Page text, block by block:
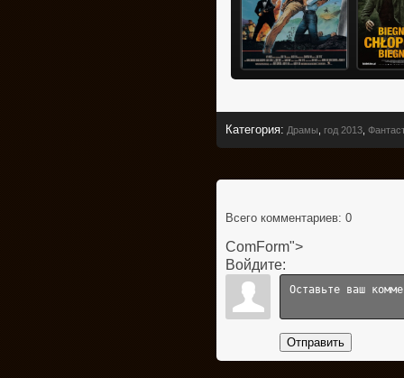
Категория: Драмы год 2013
Всего комментариев: 0
ComForm">
Войдите:
Отправить